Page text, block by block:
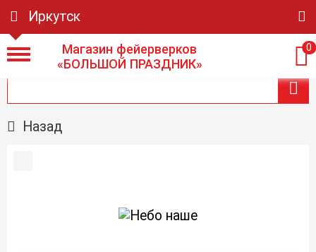
Иркутск
Магазин фейерверков
«БОЛЬШОЙ ПРАЗДНИК»
0
Назад